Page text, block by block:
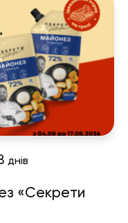
днів
«Секрети